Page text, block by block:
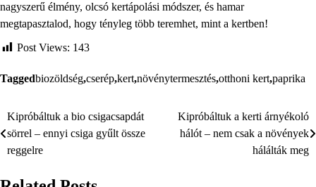
nagyszerű élmény, olcsó kertápolási módszer, és hamar
megtapasztalod, hogy tényleg több teremhet, mint a kertben!
Post Views: 143
Taggedbiozöldség,cserép,kert,növénytermesztés,otthoni kert,paprika
Bejegyzés
navigáció
Kipróbáltuk a bio csigacsapdát
sörrel – ennyi csiga gyűlt össze
reggelre
Kipróbáltuk a kerti árnyékoló
hálót – nem csak a növények
hálálták meg